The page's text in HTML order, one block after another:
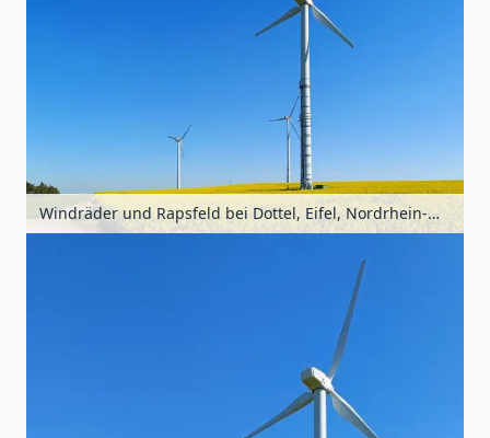
Windräder und Rapsfeld bei Dottel, Eifel, Nordrhein-Westfalen, Deutschland